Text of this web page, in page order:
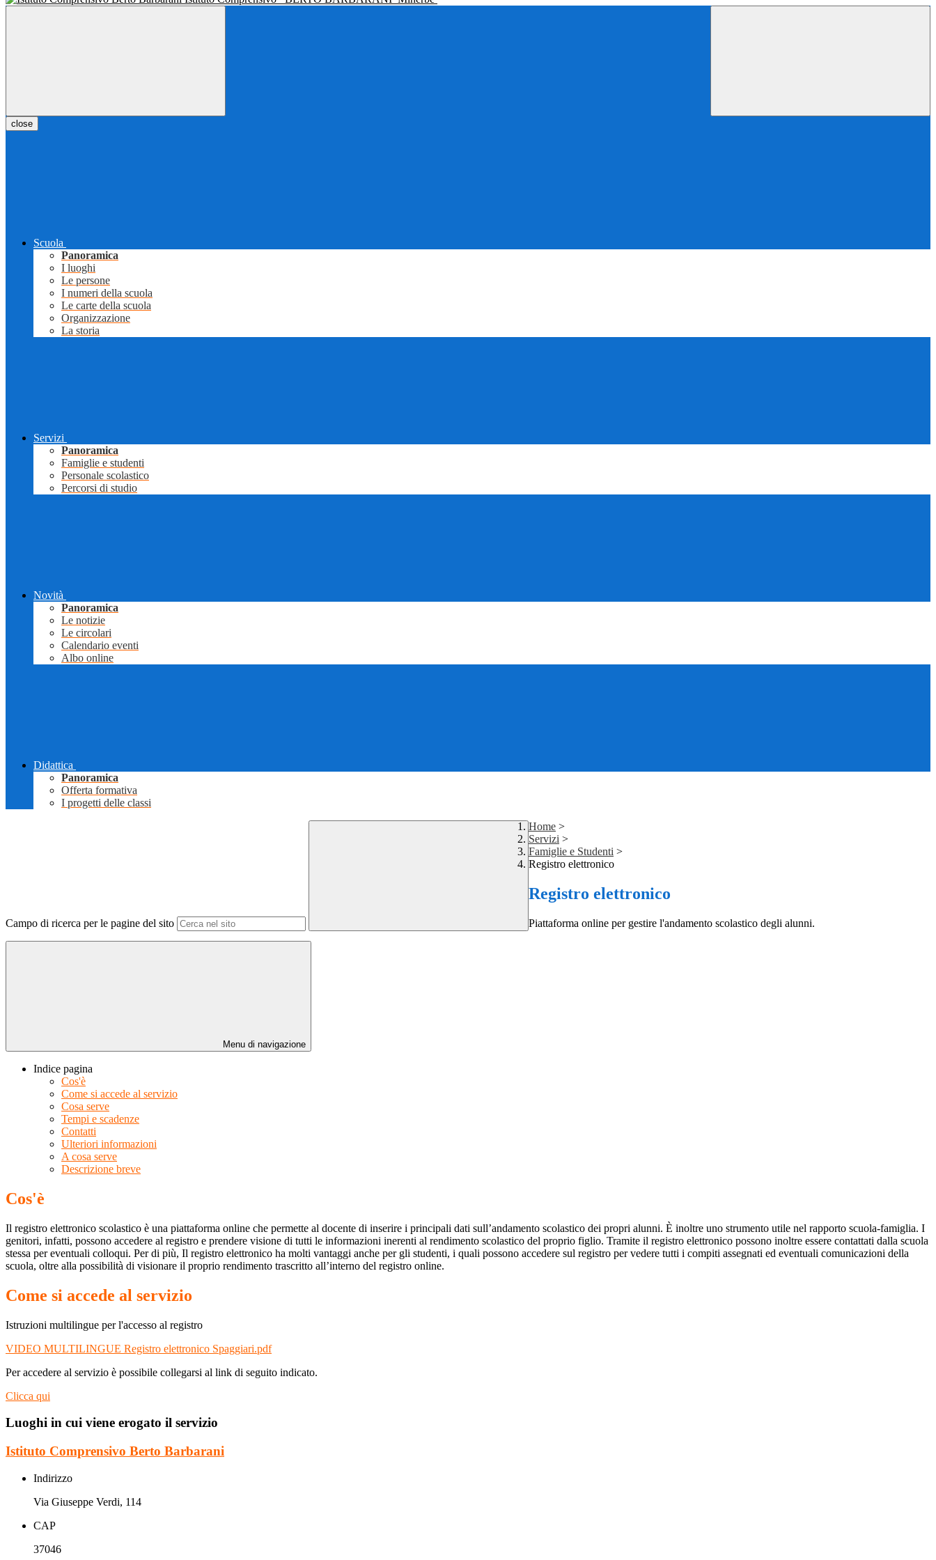
close
Scuola
Panoramica
I luoghi
Le persone
I numeri della scuola
Le carte della scuola
Organizzazione
La storia
Servizi
Panoramica
Famiglie e studenti
Personale scolastico
Percorsi di studio
Novità
Panoramica
Le notizie
Le circolari
Calendario eventi
Albo online
Didattica
Panoramica
Offerta formativa
I progetti delle classi
Campo di ricerca per le pagine del sito
Home >
Servizi >
Famiglie e Studenti >
Registro elettronico
Registro elettronico
Piattaforma online per gestire l'andamento scolastico degli alunni.
Menu di navigazione
Indice pagina
Cos'è
Come si accede al servizio
Cosa serve
Tempi e scadenze
Contatti
Ulteriori informazioni
A cosa serve
Descrizione breve
Cos'è
Il registro elettronico scolastico è una piattaforma online che permette al docente di inserire i principali dati sull’andamento scolastico dei propri alunni. È inoltre uno strumento utile nel rapporto scuola-famiglia. I
genitori, infatti, possono accedere al registro e prendere visione di tutti le informazioni inerenti al rendimento scolastico del proprio figlio. Tramite il registro elettronico possono inoltre essere contattati dalla scuola
stessa per eventuali colloqui. Per di più, Il registro elettronico ha molti vantaggi anche per gli studenti, i quali possono accedere sul registro per vedere tutti i compiti assegnati ed eventuali comunicazioni della
scuola, oltre alla possibilità di visionare il proprio rendimento trascritto all’interno del registro online.
Come si accede al servizio
Istruzioni multilingue per l'accesso al registro
VIDEO MULTILINGUE Registro elettronico Spaggiari.pdf
Per accedere al servizio è possibile collegarsi al link di seguito indicato.
Clicca qui
Luoghi in cui viene erogato il servizio
Istituto Comprensivo Berto Barbarani
Indirizzo
Via Giuseppe Verdi, 114
CAP
37046